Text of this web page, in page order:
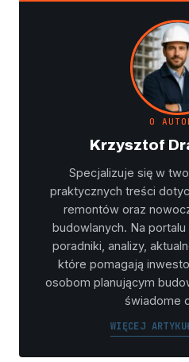
O
Krzysztof
Specjalizuje się w
praktycznych treści
remontów oraz
budowlanych. Na
poradniki, analizy,
które pomagają
osobom planującym
świadome
WIĘCEJ